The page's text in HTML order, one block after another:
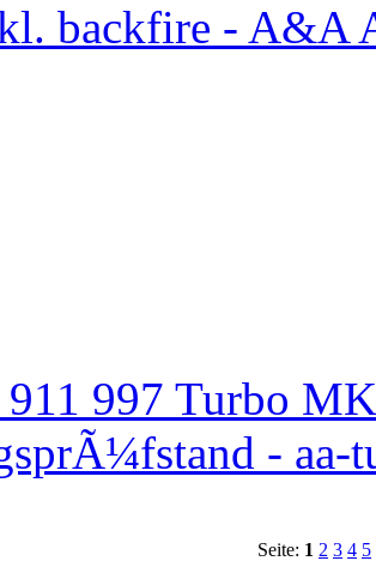
backfire - A&A
911 997 Turbo
- aa-
Seite: 1 2 3 4 5